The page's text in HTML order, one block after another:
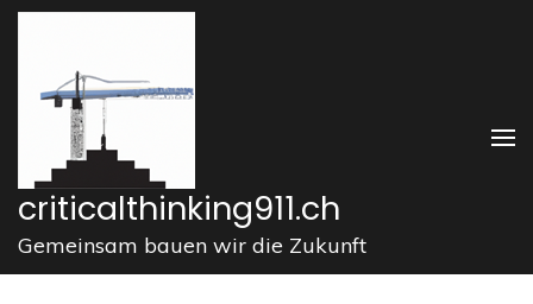
Zum
springen
drücken)
criticalthinking911.ch
Gemeinsam bauen wir die Zukunft